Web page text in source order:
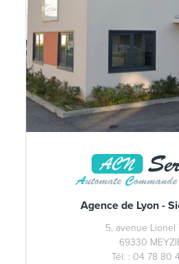
Agence de Lyon -
5, avenue Lionel
69330
Tél. : 04 78 80